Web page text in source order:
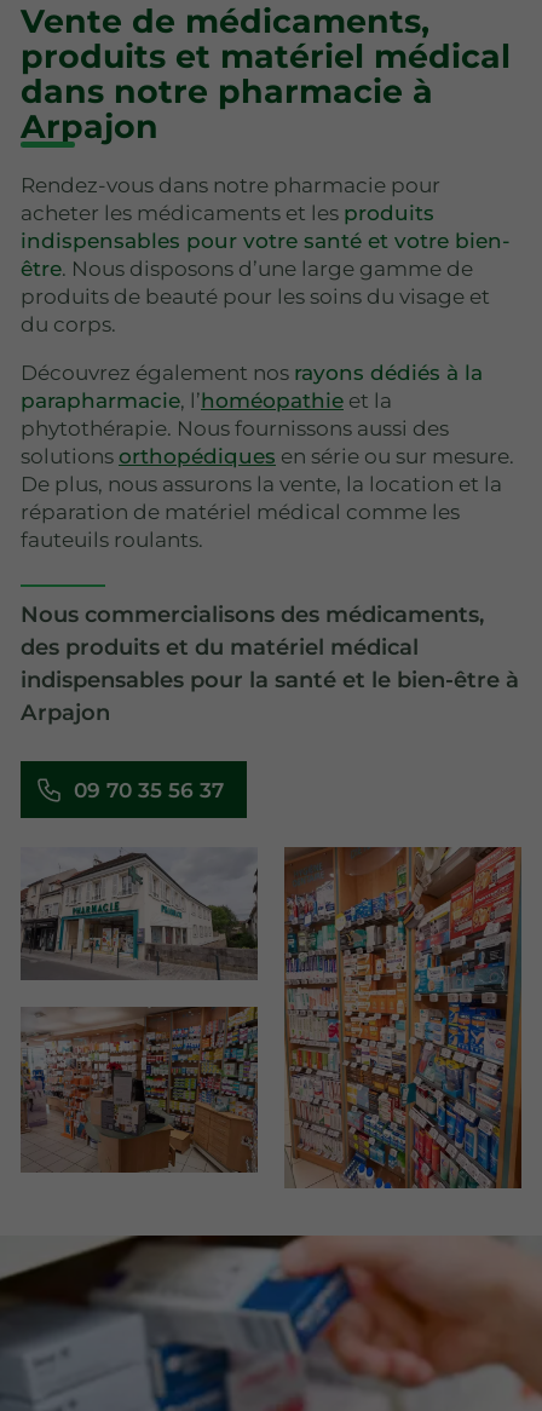
Vente de médicaments,
produits et matériel médical
dans notre pharmacie à
Arpajon
Rendez-vous dans notre pharmacie pour
acheter les médicaments et les produits
indispensables pour votre santé et votre bien-
être. Nous disposons d’une large gamme de
produits de beauté pour les soins du visage et
du corps.
Découvrez également nos rayons dédiés à la
parapharmacie, l’homéopathie et la
phytothérapie. Nous fournissons aussi des
solutions orthopédiques en série ou sur mesure.
De plus, nous assurons la vente, la location et la
réparation de matériel médical comme les
fauteuils roulants.
Nous commercialisons des médicaments,
des produits et du matériel médical
indispensables pour la santé et le bien-être à
Arpajon
09 70 35 56 37